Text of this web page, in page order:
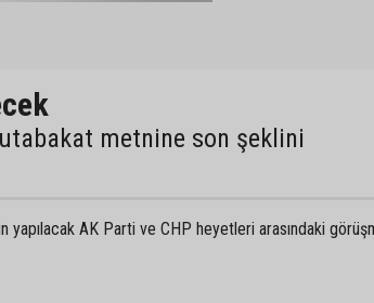
metnine son şeklini
AK Parti ve CHP heyetleri arasındaki